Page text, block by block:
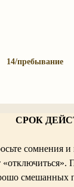
14/пребывание
СРОК
сомнения и
смешанных